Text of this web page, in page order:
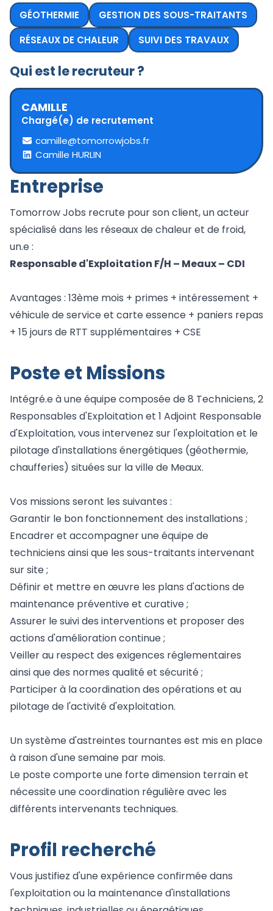
Demander un devis
Entreprise
Tomorrow Jobs recrute pour son client, un acteur
spécialisé dans les réseaux de chaleur et de froid,
un.e :
Responsable d'Exploitation F/H – Meaux – CDI
Avantages : 13ème mois + primes + intéressement +
véhicule de service et carte essence + paniers repas
+ 15 jours de RTT supplémentaires + CSE
Poste et Missions
Intégré.e à une équipe composée de 8 Techniciens, 2
Responsables d'Exploitation et 1 Adjoint Responsable
d'Exploitation, vous intervenez sur l'exploitation et le
pilotage d'installations énergétiques (géothermie,
chaufferies) situées sur la ville de Meaux.
Vos missions seront les suivantes :
Garantir le bon fonctionnement des installations ;
Encadrer et accompagner une équipe de
techniciens ainsi que les sous-traitants intervenant
sur site ;
Définir et mettre en œuvre les plans d'actions de
maintenance préventive et curative ;
Assurer le suivi des interventions et proposer des
actions d'amélioration continue ;
Veiller au respect des exigences réglementaires
ainsi que des normes qualité et sécurité ;
Participer à la coordination des opérations et au
pilotage de l'activité d'exploitation.
Un système d'astreintes tournantes est mis en place
à raison d'une semaine par mois.
Le poste comporte une forte dimension terrain et
nécessite une coordination régulière avec les
différents intervenants techniques.
Profil recherché
Vous justifiez d'une expérience confirmée dans
l'exploitation ou la maintenance d'installations
GÉOTHERMIE
GESTION DES SOUS-TRAITANTS
RÉSEAUX DE CHALEUR
SUIVI DES TRAVAUX
Qui est le recruteur ?
CAMILLE
Chargé(e) de recrutement
camille@tomorrowjobs.fr
Camille HURLIN